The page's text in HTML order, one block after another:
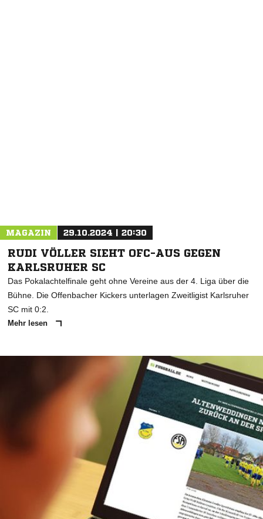
MAGAZIN 29.10.2024 | 20:30
RUDI VÖLLER SIEHT OFC-AUS GEGEN
KARLSRUHER SC
Das Pokalachtelfinale geht ohne Vereine aus der 4. Liga über die
Bühne. Die Offenbacher Kickers unterlagen Zweitligist Karlsruher
SC mit 0:2.
Mehr lesen